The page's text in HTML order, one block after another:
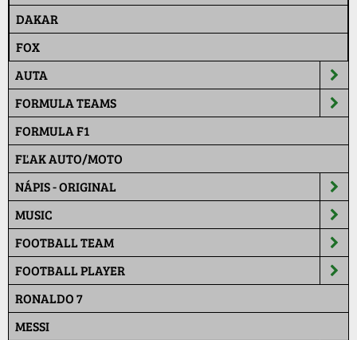
DAKAR
FOX
AUTA
FORMULA TEAMS
FORMULA F1
FĽAK AUTO/MOTO
NÁPIS - ORIGINAL
MUSIC
FOOTBALL TEAM
FOOTBALL PLAYER
RONALDO 7
MESSI